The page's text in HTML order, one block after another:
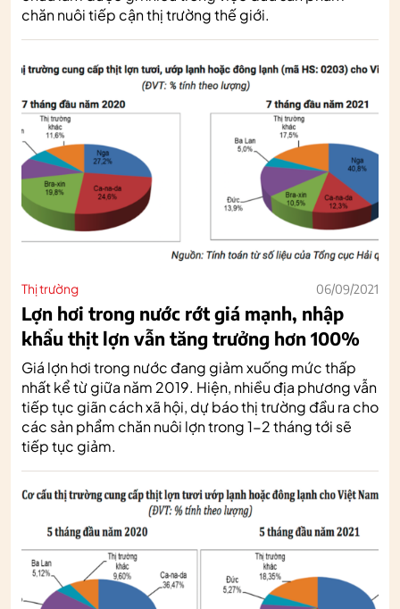
chăn nuôi tiếp cận thị trường thế giới.
Thị trường 06/09/2021
Lợn hơi trong nước rớt giá mạnh, nhập
khẩu thịt lợn vẫn tăng trưởng hơn 100%
Giá lợn hơi trong nước đang giảm xuống mức thấp
nhất kể từ giữa năm 2019. Hiện, nhiều địa phương vẫn
tiếp tục giãn cách xã hội, dự báo thị trường đầu ra cho
các sản phẩm chăn nuôi lợn trong 1-2 tháng tới sẽ
tiếp tục giảm.